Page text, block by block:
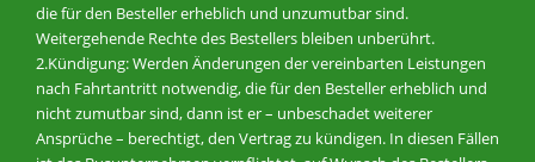
die für den Besteller erheblich und unzumutbar sind.
Weitergehende Rechte des Bestellers bleiben unberührt.
2.Kündigung: Werden Änderungen der vereinbarten Leistungen
nach Fahrtantritt notwendig, die für den Besteller erheblich und
nicht zumutbar sind, dann ist er – unbeschadet weiterer
Ansprüche – berechtigt, den Vertrag zu kündigen. In diesen Fällen